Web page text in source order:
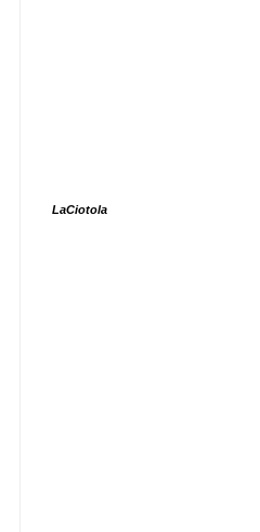
LaCiotola